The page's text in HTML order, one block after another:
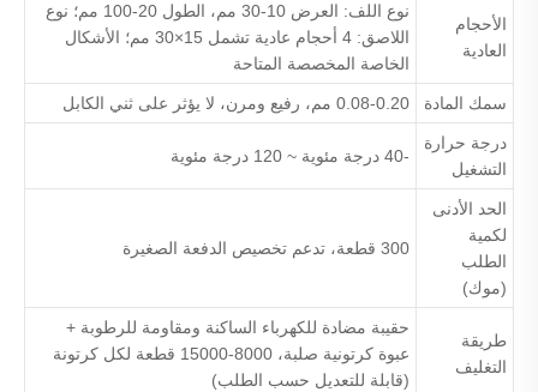
الأحجام
العادية
نوع اللف: العرض 10-30 مم، الطول 20-100 مم؛ نوع
اللاصق: 4 أحجام عادية تشمل 15×30 مم؛ الأشكال
الخاصة المخصصة المتاحة
سمك المادة 0.08-0.20 مم، رفيع ومرن، لا يؤثر على ثني الكابل
درجة حرارة
التشغيل
-40 درجة مئوية ~ 120 درجة مئوية
الحد الأدنى
لكمية
الطلب
(موك)
300 قطعة، تدعم تخصيص الدفعة الصغيرة
طريقة
التغليف
حقيبة مضادة للكهرباء الساكنة ومقاومة للرطوبة +
عبوة كرتونية صلبة، 8000-15000 قطعة لكل كرتونة
(قابلة للتعديل حسب الطلب)